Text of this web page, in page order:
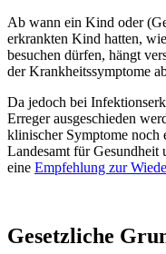
Ab wann ein Kind oder
erkrankten Kind hatten,
besuchen dürfen, hängt
der Krankheitssymptome
Da jedoch bei
Erreger ausgeschieden
klinischer Symptome noch
Landesamt für
eine Empfehlung zur
Gesetzliche